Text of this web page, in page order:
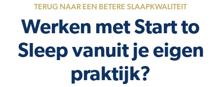
TERUG NAAR EEN BETERE SLAAPKWALITEIT
Werken met Start to
Sleep vanuit je eigen
praktijk?